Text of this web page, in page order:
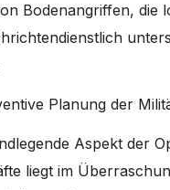
Bodenangriffen, die
Planung der
Aspekt der
liegt im